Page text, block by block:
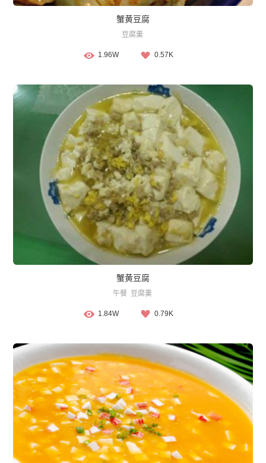
蟹黄豆腐
豆腐羹
1.96W 0.57K
蟹黄豆腐
午餐 豆腐羹
1.84W 0.79K